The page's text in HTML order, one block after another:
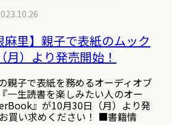
麻里】親子で表紙のムック
月）より発売開始！
親子で表紙を務めるオーディオブ
一生読書を楽しみたい人のオー
』が10月30日（月）より発
買い求めください！ ■書籍情